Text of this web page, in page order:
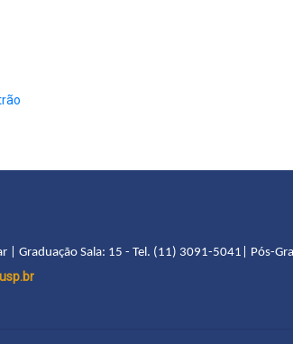
| Graduação Sala: 15 - Tel. (11) 3091-5041| Pós-